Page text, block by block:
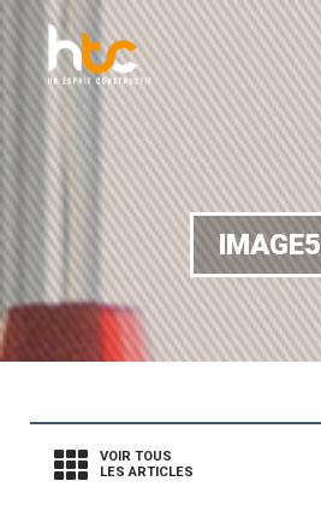
IMAGE5
VOIR TOUS
LES ARTICLES